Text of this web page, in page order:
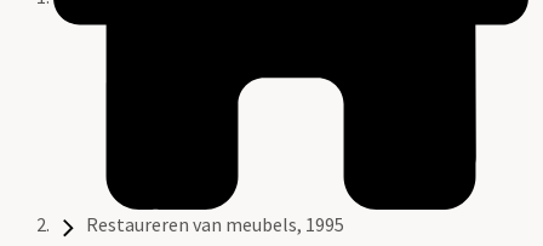
Restaureren van meubels, 1995